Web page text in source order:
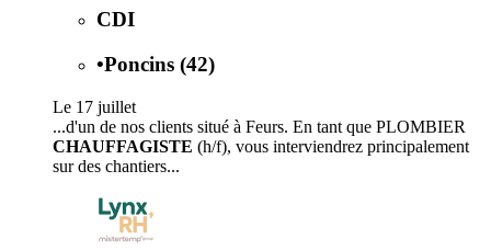
CDI
•Poncins (42)
Le 17 juillet
...d'un de nos clients situé à Feurs. En tant que PLOMBIER
CHAUFFAGISTE (h/f), vous interviendrez principalement
sur des chantiers...